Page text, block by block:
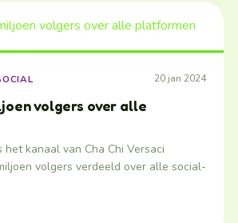
20 jan 2024
volgers over alle
kanaal van Cha Chi Versaci
volgers verdeeld over alle social-